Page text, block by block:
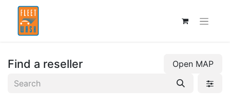
Find a reseller Open MAP